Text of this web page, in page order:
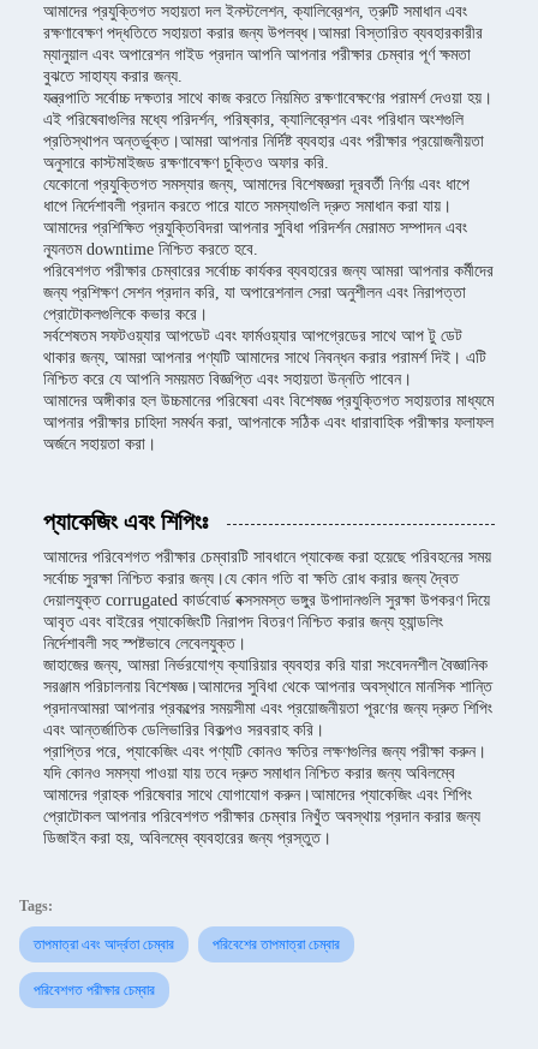
আমাদের প্রযুক্তিগত সহায়তা দল ইনস্টলেশন, ক্যালিব্রেশন, ত্রুটি সমাধান এবং
রক্ষণাবেক্ষণ পদ্ধতিতে সহায়তা করার জন্য উপলব্ধ।আমরা বিস্তারিত ব্যবহারকারীর
ম্যানুয়াল এবং অপারেশন গাইড প্রদান আপনি আপনার পরীক্ষার চেম্বার পূর্ণ ক্ষমতা
বুঝতে সাহায্য করার জন্য.
যন্ত্রপাতি সর্বোচ্চ দক্ষতার সাথে কাজ করতে নিয়মিত রক্ষণাবেক্ষণের পরামর্শ দেওয়া হয়।
এই পরিষেবাগুলির মধ্যে পরিদর্শন, পরিষ্কার, ক্যালিব্রেশন এবং পরিধান অংশগুলি
প্রতিস্থাপন অন্তর্ভুক্ত।আমরা আপনার নির্দিষ্ট ব্যবহার এবং পরীক্ষার প্রয়োজনীয়তা
অনুসারে কাস্টমাইজড রক্ষণাবেক্ষণ চুক্তিও অফার করি.
যেকোনো প্রযুক্তিগত সমস্যার জন্য, আমাদের বিশেষজ্ঞরা দূরবর্তী নির্ণয় এবং ধাপে
ধাপে নির্দেশাবলী প্রদান করতে পারে যাতে সমস্যাগুলি দ্রুত সমাধান করা যায়।
আমাদের প্রশিক্ষিত প্রযুক্তিবিদরা আপনার সুবিধা পরিদর্শন মেরামত সম্পাদন এবং
ন্যূনতম downtime নিশ্চিত করতে হবে.
পরিবেশগত পরীক্ষার চেম্বারের সর্বোচ্চ কার্যকর ব্যবহারের জন্য আমরা আপনার কর্মীদের
জন্য প্রশিক্ষণ সেশন প্রদান করি, যা অপারেশনাল সেরা অনুশীলন এবং নিরাপত্তা
প্রোটোকলগুলিকে কভার করে।
সর্বশেষতম সফটওয়্যার আপডেট এবং ফার্মওয়্যার আপগ্রেডের সাথে আপ টু ডেট
থাকার জন্য, আমরা আপনার পণ্যটি আমাদের সাথে নিবন্ধন করার পরামর্শ দিই। এটি
নিশ্চিত করে যে আপনি সময়মত বিজ্ঞপ্তি এবং সহায়তা উন্নতি পাবেন।
আমাদের অঙ্গীকার হল উচ্চমানের পরিষেবা এবং বিশেষজ্ঞ প্রযুক্তিগত সহায়তার মাধ্যমে
আপনার পরীক্ষার চাহিদা সমর্থন করা, আপনাকে সঠিক এবং ধারাবাহিক পরীক্ষার ফলাফল
অর্জনে সহায়তা করা।
প্যাকেজিং এবং শিপিংঃ
আমাদের পরিবেশগত পরীক্ষার চেম্বারটি সাবধানে প্যাকেজ করা হয়েছে পরিবহনের সময়
সর্বোচ্চ সুরক্ষা নিশ্চিত করার জন্য।যে কোন গতি বা ক্ষতি রোধ করার জন্য দ্বৈত
দেয়ালযুক্ত corrugated কার্ডবোর্ড বক্সসমস্ত ভঙ্গুর উপাদানগুলি সুরক্ষা উপকরণ দিয়ে
আবৃত এবং বাইরের প্যাকেজিংটি নিরাপদ বিতরণ নিশ্চিত করার জন্য হ্যান্ডলিং
নির্দেশাবলী সহ স্পষ্টভাবে লেবেলযুক্ত।
জাহাজের জন্য, আমরা নির্ভরযোগ্য ক্যারিয়ার ব্যবহার করি যারা সংবেদনশীল বৈজ্ঞানিক
সরঞ্জাম পরিচালনায় বিশেষজ্ঞ।আমাদের সুবিধা থেকে আপনার অবস্থানে মানসিক শান্তি
প্রদানআমরা আপনার প্রকল্পের সময়সীমা এবং প্রয়োজনীয়তা পূরণের জন্য দ্রুত শিপিং
এবং আন্তর্জাতিক ডেলিভারির বিকল্পও সরবরাহ করি।
প্রাপ্তির পরে, প্যাকেজিং এবং পণ্যটি কোনও ক্ষতির লক্ষণগুলির জন্য পরীক্ষা করুন।
যদি কোনও সমস্যা পাওয়া যায় তবে দ্রুত সমাধান নিশ্চিত করার জন্য অবিলম্বে
আমাদের গ্রাহক পরিষেবার সাথে যোগাযোগ করুন।আমাদের প্যাকেজিং এবং শিপিং
প্রোটোকল আপনার পরিবেশগত পরীক্ষার চেম্বার নিখুঁত অবস্থায় প্রদান করার জন্য
ডিজাইন করা হয়, অবিলম্বে ব্যবহারের জন্য প্রস্তুত।
Tags:
তাপমাত্রা এবং আর্দ্রতা চেম্বার পরিবেশের তাপমাত্রা চেম্বার
পরিবেশগত পরীক্ষার চেম্বার